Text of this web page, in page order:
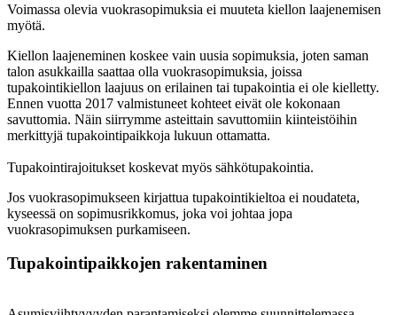
Voimassa olevia vuokrasopimuksia ei muuteta kiellon laajenemisen
myötä.
Kiellon laajeneminen koskee vain uusia sopimuksia, joten saman
talon asukkailla saattaa olla vuokrasopimuksia, joissa
tupakointikiellon laajuus on erilainen tai tupakointia ei ole kielletty.
Ennen vuotta 2017 valmistuneet kohteet eivät ole kokonaan
savuttomia. Näin siirrymme asteittain savuttomiin kiinteistöihin
merkittyjä tupakointipaikkoja lukuun ottamatta.
Tupakointirajoitukset koskevat myös sähkötupakointia.
Jos vuokrasopimukseen kirjattua tupakointikieltoa ei noudateta,
kyseessä on sopimusrikkomus, joka voi johtaa jopa
vuokrasopimuksen purkamiseen.
Tupakointipaikkojen rakentaminen